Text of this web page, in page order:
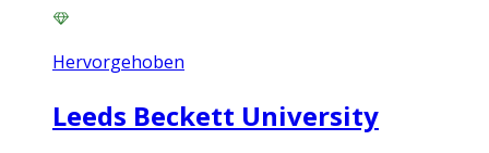
Hervorgehoben
Leeds Beckett University